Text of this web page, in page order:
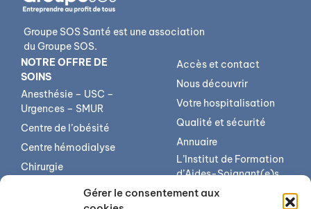
Gérer le consentement aux
Groupe SOS Santé est une association
du Groupe SOS.
NOTRE OFFRE DE
SOINS
Anesthésie – USC –
Urgences – SMUR
Centre de l’obésité
Centre hémodialyse
Chirurgie
Imagerie médicale
Accès et contact
Nous découvrir
Votre hospitalisation
Qualité et sécurité
Annuaire
L’Institut de Formation
d’Aides-Soignant(e)s
(IFAS)